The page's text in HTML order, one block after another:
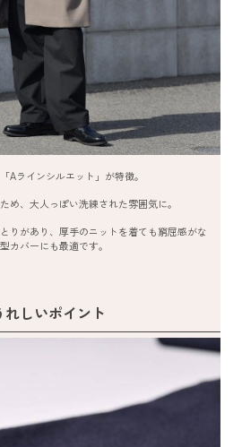
Aラインシルエット」が特徴。
め、大人っぽい洗練された雰囲気に。
りがあり、厚手のニットを着ても窮屈感がな
カバーにも最適です。
しいポイント